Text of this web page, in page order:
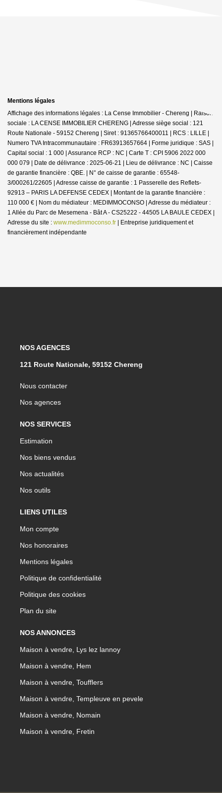
Mentions légales
Affichage des informations légales : La Cense Immobilier - Chereng | Raison
sociale : LA CENSE IMMOBILIER CHERENG | Adresse siège social : 121
Route Nationale - 59152 Chereng | Siret : 91365766400011 | RCS : LILLE |
Numero TVA Intracommunautaire : FR63913657664 | Forme juridique : SAS |
Capital social : 1 000 | Assurance RCP : NC | Carte T : CPI 5906 2022 000
000 079 | Date de délivrance : 2025-06-21 | Lieu de délivrance : NC | Caisse
de garantie financière : QBE. | N° de caisse de garantie : 65548-
3/000261/22605 | Adresse caisse de garantie : 1 Passerelle des Reflets-
92913 – PARIS LA DEFENSE CEDEX | Montant de la garantie financière :
110 000 € | Nom du médiateur : MEDIMMOCONSO | Adresse du médiateur :
1 Allée du Parc de Mesemena - Bât A - CS25222 - 44505 LA BAULE CEDEX |
Adresse du site : www.medimmoconso.fr | Entreprise juridiquement et
financièrement indépendante
NOS AGENCES
121 Route Nationale, 59152 Chereng
Nous contacter
Nos agences
NOS SERVICES
Estimation
Nos biens vendus
Nos actualités
Nos outils
LIENS UTILES
Mon compte
Nos honoraires
Mentions légales
Politique de confidentialité
Politique des cookies
Plan du site
NOS ANNONCES
Maison à vendre, Lys lez lannoy
Maison à vendre, Hem
Maison à vendre, Toufflers
Maison à vendre, Templeuve en pevele
Maison à vendre, Nomain
Maison à vendre, Fretin